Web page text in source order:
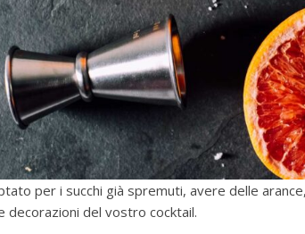
per i succhi già spremuti, avere delle
decorazioni del vostro cocktail.